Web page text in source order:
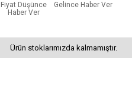
Fiyat Düşünce
Haber Ver
Gelince Haber Ver
Ürün stoklarımızda kalmamıştır.